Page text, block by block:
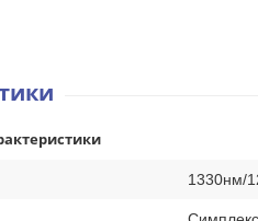
1330нм/